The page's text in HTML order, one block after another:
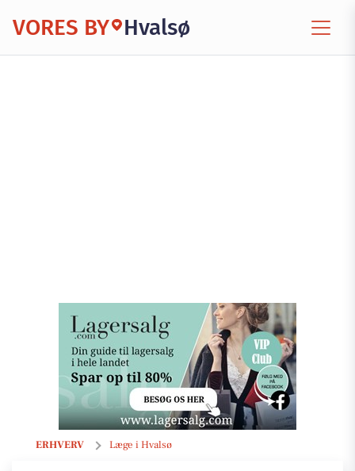
VORES BY Hvalsø
ERHVERV Læge i Hvalsø
Oko Consulting